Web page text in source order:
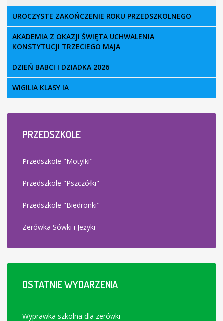
UROCZYSTE ZAKOŃCZENIE ROKU PRZEDSZKOLNEGO
AKADEMIA Z OKAZJI ŚWIĘTA UCHWALENIA
KONSTYTUCJI TRZECIEGO MAJA
DZIEŃ BABCI I DZIADKA 2026
WIGILIA KLASY IA
PRZEDSZKOLE
Przedszkole "Motylki"
Przedszkole "Pszczółki"
Przedszkole "Biedronki"
Zerówka Sówki i Jeżyki
OSTATNIEWYDARZENIA
Wyprawka szkolna dla zerówki